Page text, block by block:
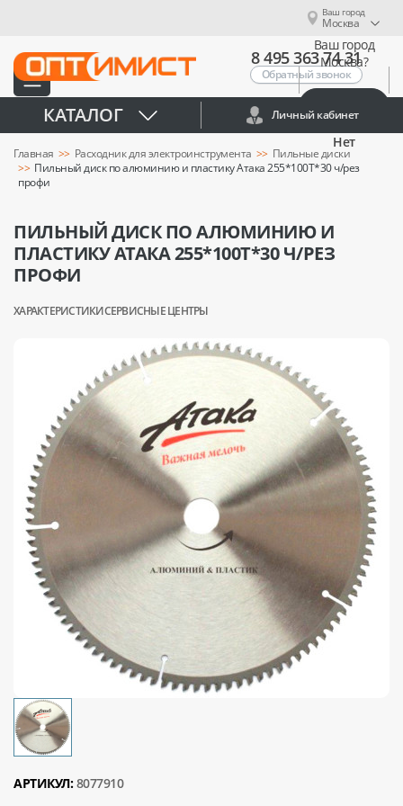
Ваш город
Москва
Ваш город
Москва?
Нет
8 495 363 74 31
Обратный звонок
КАТАЛОГ Личный кабинет
Главная Расходник для электроинструмента
Пильные диски
Пильный диск по алюминию и пластику Атака 255*100T*30 ч/рез
профи
ПИЛЬНЫЙ ДИСК ПО АЛЮМИНИЮ И
ПЛАСТИКУ АТАКА 255*100T*30 Ч/РЕЗ
ПРОФИ
ХАРАКТЕРИСТИКИСЕРВИСНЫЕ ЦЕНТРЫ
АРТИКУЛ: 8077910